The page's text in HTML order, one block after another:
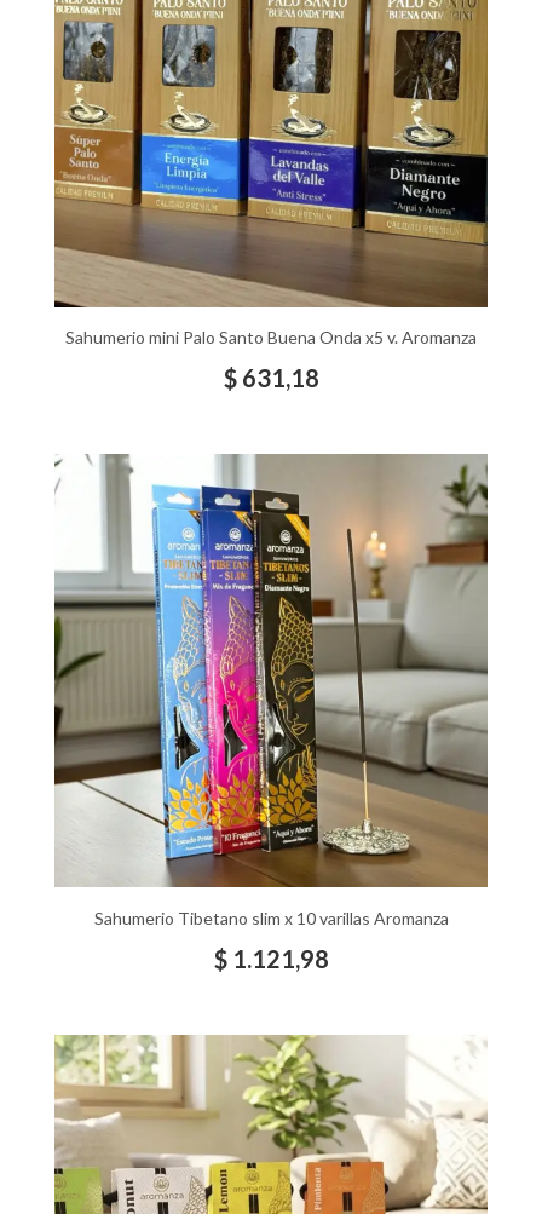
Sahumerio mini Palo Santo Buena Onda x5 v. Aromanza
$631,18
Sahumerio Tibetano slim x 10 varillas Aromanza
$1.121,98